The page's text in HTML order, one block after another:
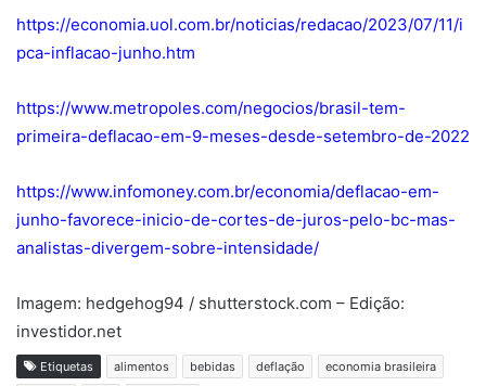
https://economia.uol.com.br/noticias/redacao/2023/07/11/i
pca-inflacao-junho.htm
https://www.metropoles.com/negocios/brasil-tem-
primeira-deflacao-em-9-meses-desde-setembro-de-2022
https://www.infomoney.com.br/economia/deflacao-em-
junho-favorece-inicio-de-cortes-de-juros-pelo-bc-mas-
analistas-divergem-sobre-intensidade/
Imagem: hedgehog94 / shutterstock.com – Edição:
investidor.net
Etiquetas alimentos bebidas deflação economia brasileira